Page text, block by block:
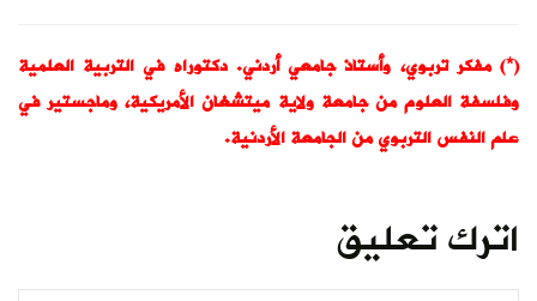
(*) مفكر تربوي، وأستاذ جامعي أردني. دكتوراه في التربية العلمية
وفلسفة العلوم من جامعة ولاية ميتشغان الأمريكية، وماجستير في
علم النفس التربوي من الجامعة الأردنية.
اترك تعليق